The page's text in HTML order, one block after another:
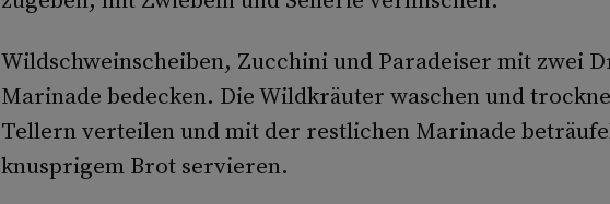
Wildschweinscheiben, Zucchini und Paradeiser mit zwei
Marinade bedecken. Die Wildkräuter waschen und
Tellern verteilen und mit der restlichen Marinade
knusprigem Brot servieren.